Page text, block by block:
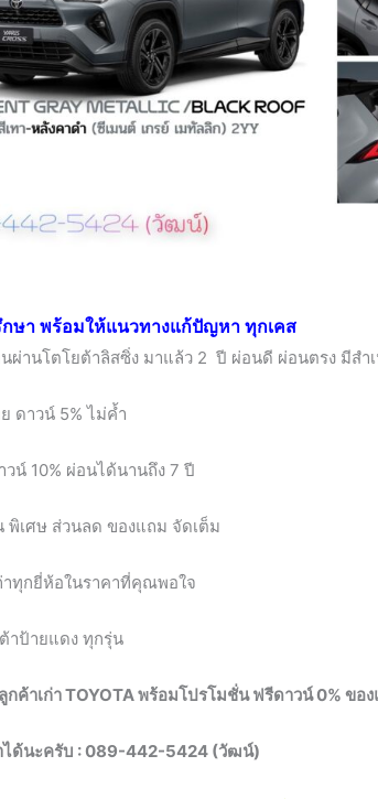
ษา พร้อมให้แนวทางแก้ปัญหา ทุกเคส
ผ่านโตโยต้าลิสซิ่ง มาแล้ว 2 ปี ผ่อนดี ผ่อนตรง มีสำ
ดาวน์ 5% ไม่ค้ำ
น์ 10% ผ่อนได้นานถึง 7 ปี
พิเศษ ส่วนลด ของแถม จัดเต็ม
าทุกยี่ห้อในราคาที่คุณพอใจ
าป้ายแดง ทุกรุ่น
กค้าเก่า TOYOTA พร้อมโปรโมชั่น ฟรีดาวน์ 0% ขอ
ได้นะครับ : 089-442-5424 (วัฒน์)